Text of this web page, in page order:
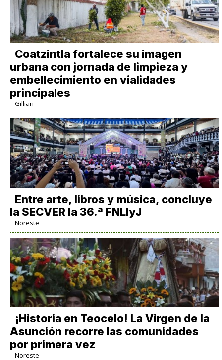
Coatzintla fortalece su imagen
urbana con jornada de limpieza y
embellecimiento en vialidades
principales
Gillian
Entre arte, libros y música, concluye
la SECVER la 36.ª FNLIyJ
Noreste
​¡Historia en Teocelo! La Virgen de la
Asunción recorre las comunidades
por primera vez
Noreste